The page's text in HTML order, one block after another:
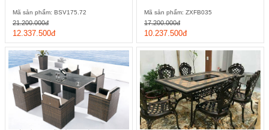
Mã sản phẩm: BSV175.72
12.337.500đ
21.200.000đ
Mã sản phẩm: ZXFB035
10.237.500đ
17.200.000đ